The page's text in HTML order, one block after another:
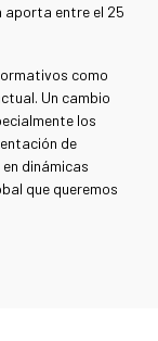
entre el 25
como
Un cambio
los
de
dinámicas
que queremos